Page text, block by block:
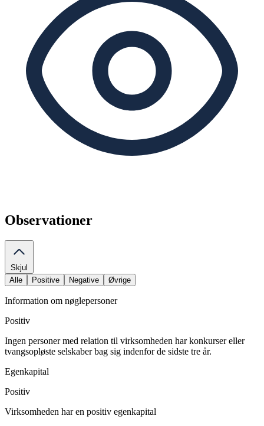
Observationer
Skjul
Alle
Positive Negative Øvrige
Information om nøglepersoner
Positiv
Ingen personer med relation til virksomheden har konkurser eller
tvangsopløste selskaber bag sig indenfor de sidste tre år.
Egenkapital
Positiv
Virksomheden har en positiv egenkapital